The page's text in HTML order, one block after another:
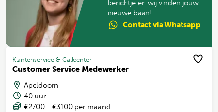
berichtje en wij vinden jouw
nieuwe baan!
Contactvia Whatsapp
Klantenservice & Callcenter
Customer Service Medewerker
Apeldoorn
40 uur
€2700 - €3100 per maand